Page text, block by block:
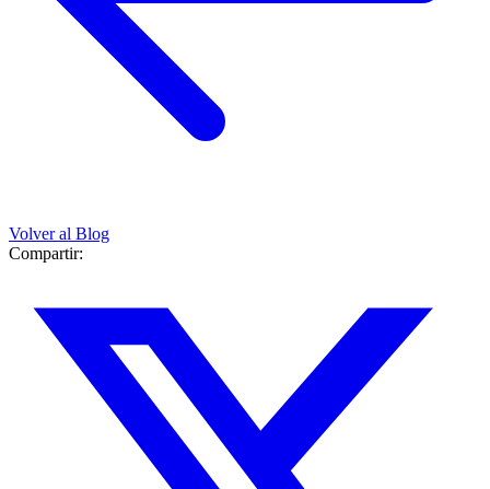
Volver al Blog
Compartir: